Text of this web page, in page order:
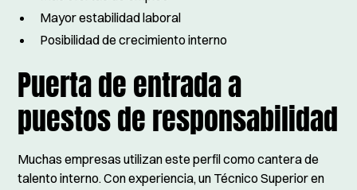
Mayor estabilidad laboral
Posibilidad de crecimiento interno
Puerta de entrada a
puestos de responsabilidad
Muchas empresas utilizan este perfil como cantera de
talento interno. Con experiencia, un Técnico Superior en